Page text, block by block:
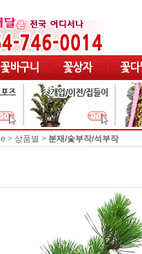
> 상품별 > 분재/숯부작/석부작